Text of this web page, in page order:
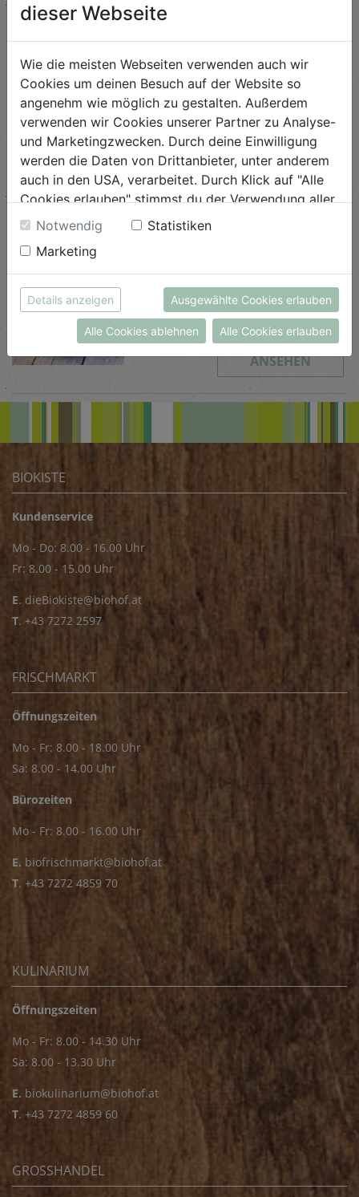
leicht
Karottenlax
Schwierigkeit
leicht
ANSEHEN
Currysauce
Schwierigkeit
leicht
ANSEHEN
BIOKISTE
Kundenservice
Mo - Do: 8.00 - 16.00 Uhr
Fr: 8.00 - 15.00 Uhr
E. dieBiokiste@biohof.at
T. +43 7272 2597
FRISCHMARKT
Öffnungszeiten
Mo - Fr: 8.00 - 18.00 Uhr
Sa: 8.00 - 14.00 Uhr
Bürozeiten
Mo - Fr: 8.00 - 16.00 Uhr
E. biofrischmarkt@biohof.at
T. +43 7272 4859 70
KULINARIUM
Öffnungszeiten
Mo - Fr: 8.00 - 14.30 Uhr
Sa: 8.00 - 13.30 Uhr
E. biokulinarium@biohof.at
T. +43 7272 4859 60
GROSSHANDEL
dieser Webseite
Wie die meisten Webseiten verwenden auch wir
Cookies um deinen Besuch auf der Website so
angenehm wie möglich zu gestalten. Außerdem
verwenden wir Cookies unserer Partner zu Analyse-
und Marketingzwecken. Durch deine Einwilligung
werden die Daten von Drittanbieter, unter anderem
auch in den USA, verarbeitet. Durch Klick auf "Alle
Cookies erlauben" stimmst du der Verwendung aller
Cookies zu. Unter "Details anzeigen" findest du alle
Infos zu den unterschiedlichen Cookies, du kannst
auch entscheiden, welche Cookies du erlauben
möchtest.
Weitere Informationen findest du in unserer
Datenschutzerklärung
bzw. imImpressum
Notwendig
Statistiken
Marketing
Details anzeigen Ausgewählte Cookies erlauben
Alle Cookies ablehnen Alle Cookies erlauben